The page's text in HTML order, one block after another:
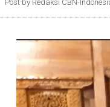
Post by Redaksi CBN-